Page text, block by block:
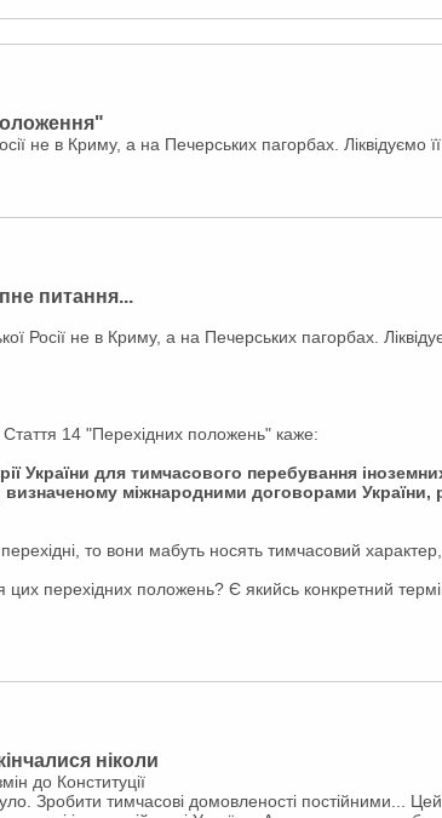
не в Криму, а на Печерських пагорбах. Ліквідуємо
питання...
Росії не в Криму, а на Печерських пагорбах.
Стаття 14 "Перехідних положень" каже:
України для тимчасового перебування
міжнародними договорами України,
то вони мабуть носять тимчасовий
цих перехідних положень? Є якийсь конкретний
ніколи
до Конституції
Зробити тимчасові домовленості постійними...